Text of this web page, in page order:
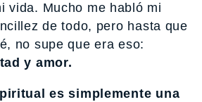
vida. Mucho me habló mi
de todo, pero hasta que
no supe que era eso:
y amor.
es simplemente una